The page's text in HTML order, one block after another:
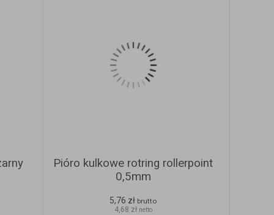
Pióro kulkowe rotring rollerpoint
0,5mm
5,76 zł brutto
4,68 zł netto